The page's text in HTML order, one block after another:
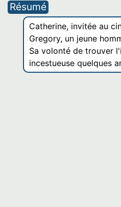
Résumé
Catherine, invitée au
Gregory, un jeune
Sa volonté de trouver
incestueuse quelques